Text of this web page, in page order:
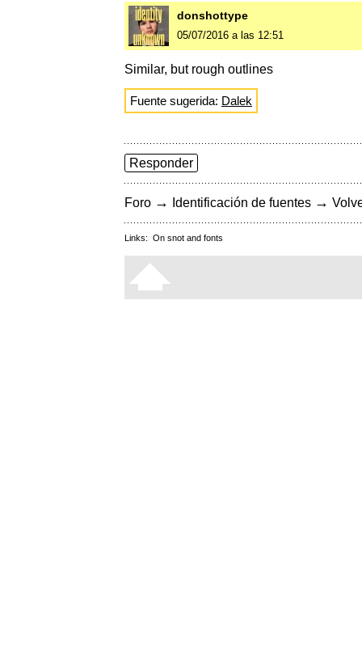
donshottype
05/07/2016 a las 12:51
Similar, but rough outlines
Fuente sugerida: Dalek
Responder
Foro → Identificación de fuentes →
Links: On snot and fonts